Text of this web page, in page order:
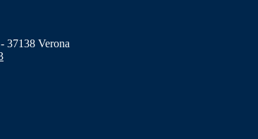
37138 Verona